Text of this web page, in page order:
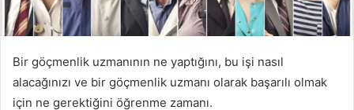
Bir göçmenlik uzmanının ne yaptığını, bu işi nasıl
alacağınızı ve bir göçmenlik uzmanı olarak başarılı olmak
için ne gerektiğini öğrenme zamanı.